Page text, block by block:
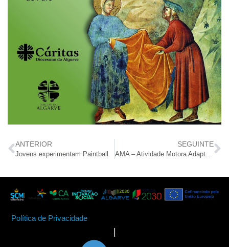
ANTERIOR
Jovens experimentam Paintball
SEGUINTE
AMA – Atividade Motora Adaptada | S.Vicente
Política de Privacidade